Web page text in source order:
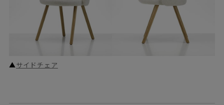
▲ サイドチェア